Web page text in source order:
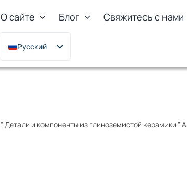
О сайте Блог Свяжитесь с нами
Русский
English
" Детали и компоненты из глиноземистой керамики "